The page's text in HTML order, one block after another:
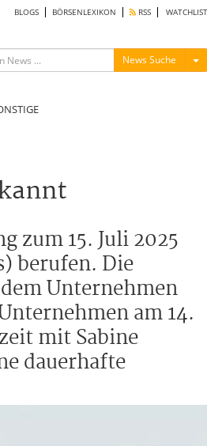
BLOGS BÖRSENLEXIKON RSS WATCHLIST
News Suche
zum 15. Juli 2025
berufen. Die
Unternehmen
am 14.
mit Sabine
dauerhafte